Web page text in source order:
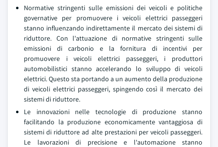
Normative stringenti sulle emissioni dei veicoli e politiche
governative per promuovere i veicoli elettrici passeggeri
stanno influenzando indirettamente il mercato dei sistemi di
riduttore. Con l'attuazione di normative stringenti sulle
emissioni di carbonio e la fornitura di incentivi per
promuovere i veicoli elettrici passeggeri, i produttori
automobilistici stanno accelerando lo sviluppo di veicoli
elettrici. Questo sta portando a un aumento della produzione
di veicoli elettrici passeggeri, spingendo così il mercato dei
sistemi di riduttore.
Le innovazioni nelle tecnologie di produzione stanno
facilitando la produzione economicamente vantaggiosa di
sistemi di riduttore ad alte prestazioni per veicoli passeggeri.
Le lavorazioni di precisione e l'automazione stanno